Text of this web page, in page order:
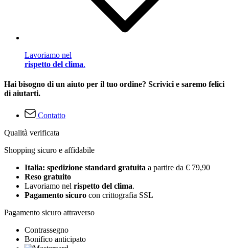
Lavoriamo nel
rispetto del clima.
Hai bisogno di un aiuto per il tuo ordine? Scrivici e saremo felici
di aiutarti.
Contatto
Qualità verificata
Shopping sicuro e affidabile
Italia: spedizione standard gratuita a partire da € 79,90
Reso gratuito
Lavoriamo nel rispetto del clima.
Pagamento sicuro con crittografia SSL
Pagamento sicuro attraverso
Contrassegno
Bonifico anticipato